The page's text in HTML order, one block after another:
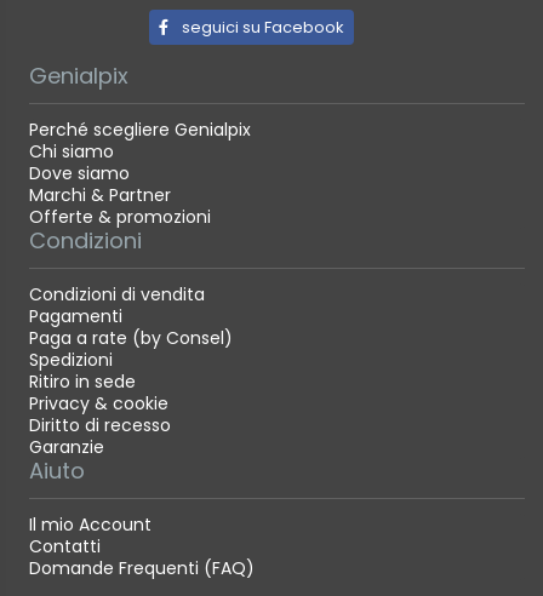
seguici su Facebook
Genialpix
Perché scegliere Genialpix
Chi siamo
Dove siamo
Marchi & Partner
Offerte & promozioni
Condizioni
Condizioni di vendita
Pagamenti
Paga a rate (by Consel)
Spedizioni
Ritiro in sede
Privacy & cookie
Diritto di recesso
Garanzie
Aiuto
Il mio Account
Contatti
Domande Frequenti (FAQ)